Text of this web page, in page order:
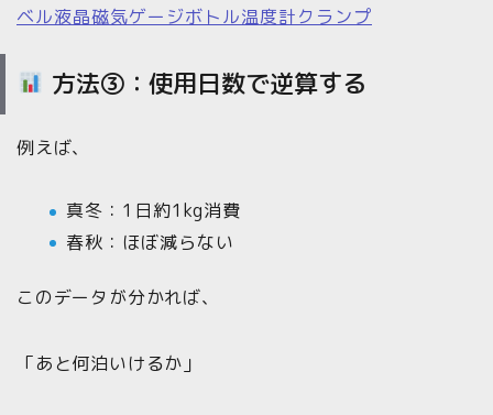
ベル液晶磁気ゲージボトル温度計クランプ
方法③：使用日数で逆算する
例えば、
真冬：1日約1kg消費
春秋：ほぼ減らない
このデータが分かれば、
「あと何泊いけるか」